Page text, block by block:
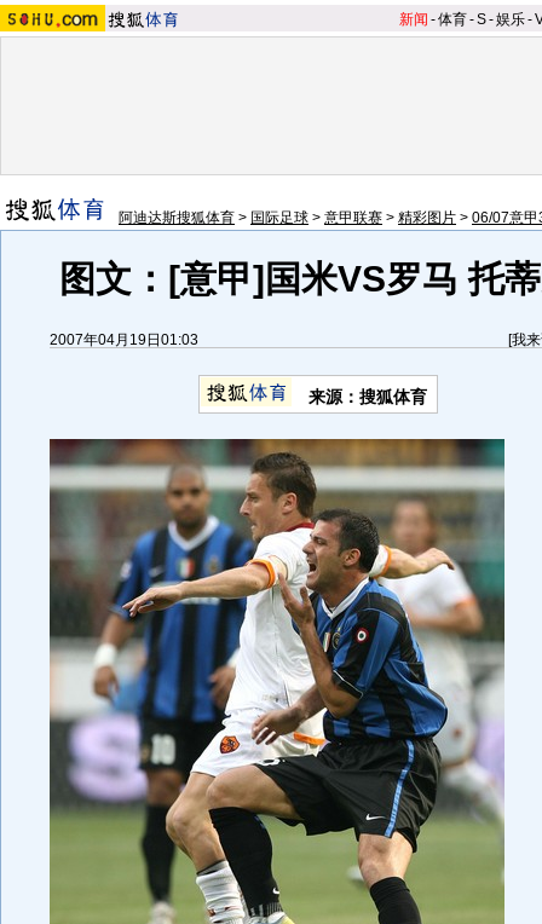
新闻 -体育-S-娱乐-
阿迪达斯搜狐体育 > 国际足球 > 意甲联赛 > 精彩图片 > 06/07意甲
图文：[意甲]国米VS罗马 托
2007年04月19日01:03 [我
来源：搜狐体育